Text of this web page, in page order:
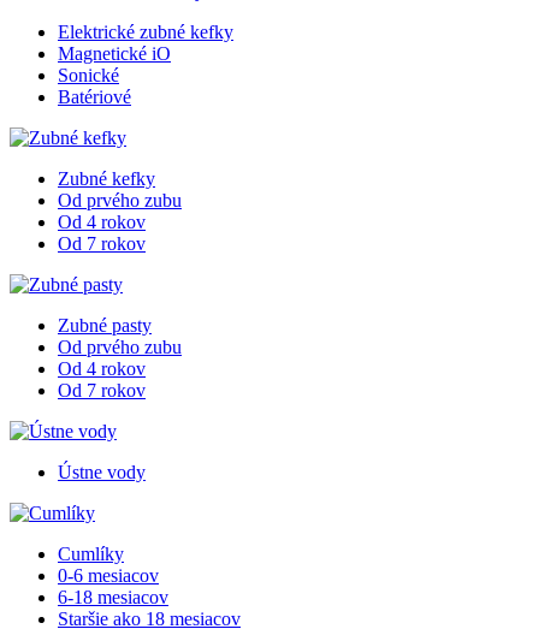
Elektrické zubné kefky
Magnetické iO
Sonické
Batériové
Zubné kefky
Od prvého zubu
Od 4 rokov
Od 7 rokov
Zubné pasty
Od prvého zubu
Od 4 rokov
Od 7 rokov
Ústne vody
Cumlíky
0-6 mesiacov
6-18 mesiacov
Staršie ako 18 mesiacov